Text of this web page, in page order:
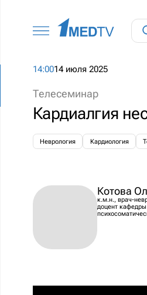
14:0014 июля 2025
Телесеминар
Кардиалгия
Неврология Кардиология
Котова
к.м.н., врач-
доцент кафедры